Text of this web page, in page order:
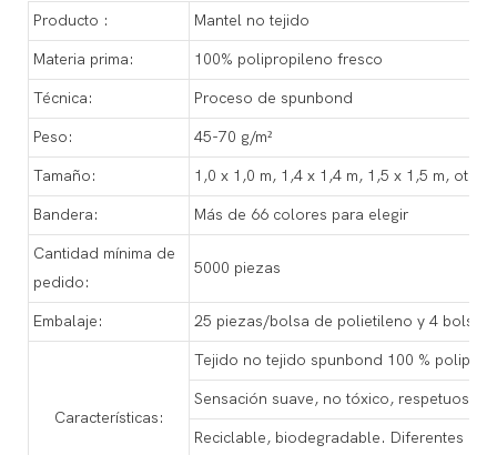
Producto :
Mantel no tejido
Materia prima: 100% polipropileno fresco
Técnica: Proceso de spunbond
Peso: 45-70 g/m²
Tamaño: 1,0 x 1,0 m, 1,4 x 1,4 m, 1,5 x 1,5 m, otros
Bandera: Más de 66 colores para elegir
Cantidad mínima de
pedido:
5000 piezas
Embalaje: 25 piezas/bolsa de polietileno y 4
Características:
Tejido no tejido spunbond 100 %
Sensación suave, no tóxico, respetuoso
Reciclable, biodegradable. Diferentes